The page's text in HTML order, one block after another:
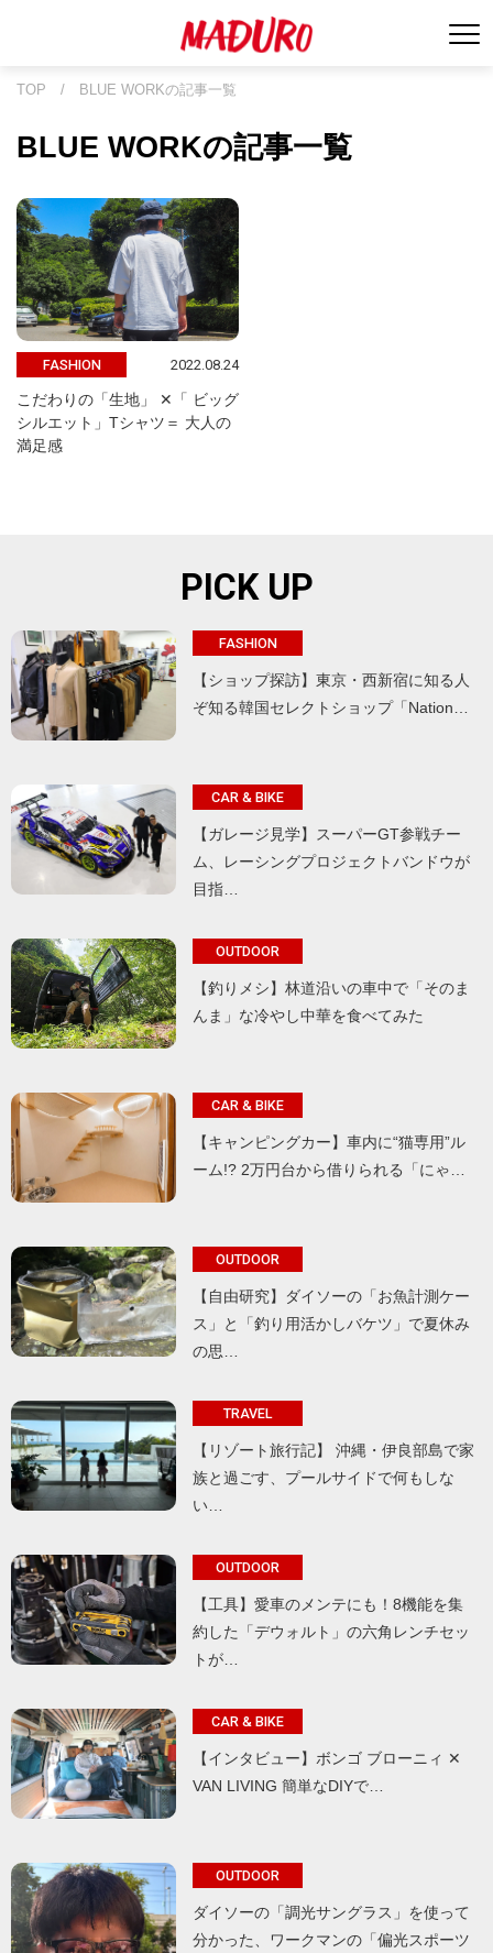
TOP / BLUE WORKの記事一覧
BLUE WORKの記事一覧
FASHION 2022.08.24
こだわりの「生地」 ✕「 ビッグ
シルエット」Tシャツ＝ 大人の
満足感
PICK UP
FASHION
【ショップ探訪】東京・西新宿に知る人
ぞ知る韓国セレクトショップ「Nation…
CAR & BIKE
【ガレージ見学】スーパーGT参戦チー
ム、レーシングプロジェクトバンドウが
目指…
OUTDOOR
【釣りメシ】林道沿いの車中で「そのま
んま」な冷やし中華を食べてみた
CAR & BIKE
【キャンピングカー】車内に“猫専用”ル
ーム!? 2万円台から借りられる「にゃ…
OUTDOOR
【自由研究】ダイソーの「お魚計測ケー
ス」と「釣り用活かしバケツ」で夏休み
の思…
TRAVEL
【リゾート旅行記】 沖縄・伊良部島で家
族と過ごす、プールサイドで何もしな
い…
OUTDOOR
【工具】愛車のメンテにも！8機能を集
約した「デウォルト」の六角レンチセッ
トが…
CAR & BIKE
【インタビュー】ボンゴ ブローニィ ✕
VAN LIVING 簡単なDIYで…
OUTDOOR
ダイソーの「調光サングラス」を使って
分かった、ワークマンの「偏光スポーツ